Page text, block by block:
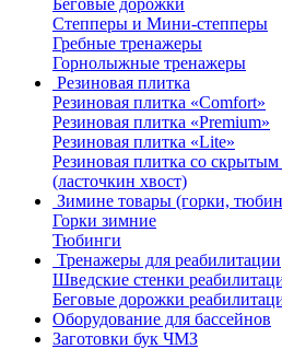
Беговые дорожки
Степперы и Мини-степперы
Гребные тренажеры
Горнолыжные тренажеры
Резиновая плитка
Резиновая плитка «Comfort»
Резиновая плитка «Premium»
Резиновая плитка «Lite»
Резиновая плитка со
(ласточкин хвост)
Зимине товары (горки,
Горки зимние
Тюбинги
Тренажеры для реабилитации
Шведские стенки
Беговые дорожки
Оборудование для бассейнов
Заготовки бук ЧМЗ